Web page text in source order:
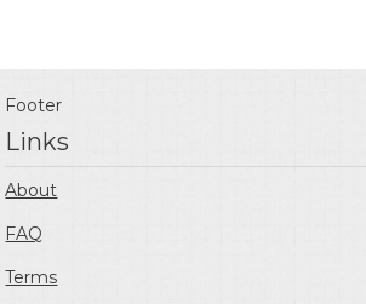
Footer
Links
About
FAQ
Terms